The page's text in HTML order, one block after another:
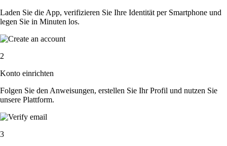
Laden Sie die App, verifizieren Sie Ihre Identität per Smartphone und
legen Sie in Minuten los.
2
Konto einrichten
Folgen Sie den Anweisungen, erstellen Sie Ihr Profil und nutzen Sie
unsere Plattform.
3